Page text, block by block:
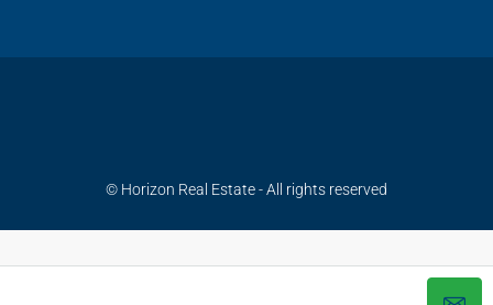
© Horizon Real Estate - All rights reserved